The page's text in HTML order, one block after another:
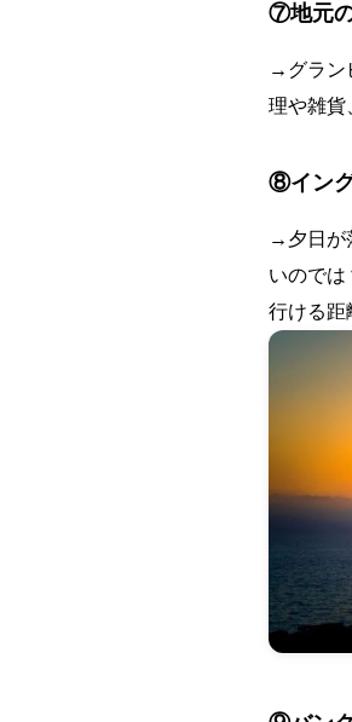
⑦地元
→グラン
理や雑貨
⑧イン
→夕日が
いのでは
行ける距